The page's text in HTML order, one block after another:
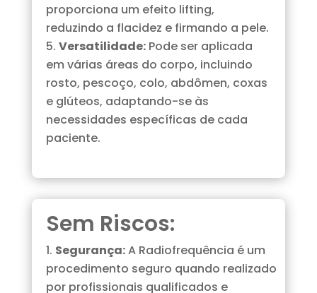
proporciona um efeito lifting,
reduzindo a flacidez e firmando a pele.
Versatilidade:Pode ser aplicada
em várias áreas do corpo, incluindo
rosto, pescoço, colo, abdômen, coxas
e glúteos, adaptando-se às
necessidades específicas de cada
paciente.
Sem Riscos:
Segurança:A Radiofrequência é um
procedimento seguro quando realizado
por profissionais qualificados e